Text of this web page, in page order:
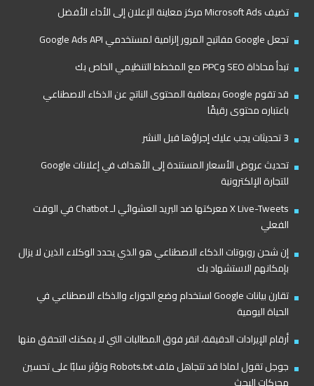
تضيف Microsoft Ads مركز معاينة الإعلان إلى الأداء الأفضل
تجعل Google مفاتيح المرور إلزامية لمستخدمي Google Ads API
تبدأ محاذاة SEO وPPC مع المخطط التنظيمي الخاص بك
قد تقوم Google بمعاقبة المحتوى الناتج عن الذكاء الاصطناعي
باعتباره محتوى رقيقًا
3 تحديثات يجب عليك إجراؤها قبل النشر
تحديث عروض الأسعار المستندة إلى الأهداف في إعلانات Google
للتجارة الإلكترونية
X Live-Tweets معركتها ضد البريد العشوائي لـ Chatbot في الوقت
الفعلي
إن شحن روبوتات الذكاء الاصطناعي هو الذي يحدد الوكلاء الذين لا يزال
بإمكانهم الاستشهاد بك
تقارن بيانات Google استخدام وضع الجوزاء والذكاء الاصطناعي في
الحياة اليومية
أرقام الإيرادات الدقيقة، انقر فوق المطالبات التي لا يمكنك التحقق منها
جوجل تقول لماذا قد تتجاهل ملف Robots.txt وتؤثر سلبًا على تحسين
محركات البحث